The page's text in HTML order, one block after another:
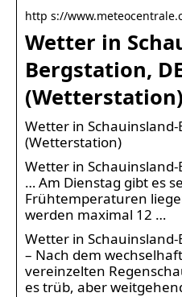
http s://
Wetter in
Bergstation,
(Wetterstation)
Wetter in
(Wetterstation)
Wetter in
… Am Dienstag gibt es
Frühtemperaturen
werden maximal 12 …
Wetter in
– Nach dem
vereinzelten
es trüb, aber